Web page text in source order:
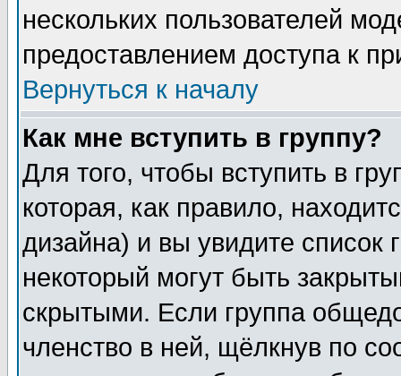
нескольких пользователей
предоставлением доступа к
Вернуться к началу
Как мне вступить в группу?
Для того, чтобы вступить в
которая, как правило,
дизайна) и вы увидите список
некоторый могут быть
скрытыми. Если группа
членство в ней, щёлкнув по